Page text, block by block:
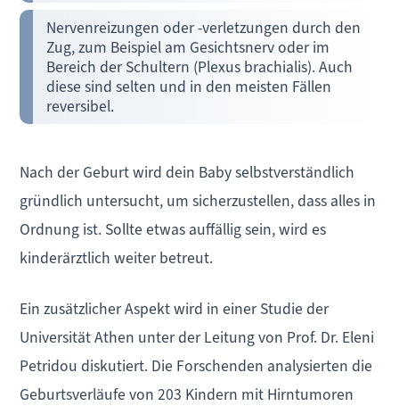
Nervenreizungen oder -verletzungen durch den
Zug, zum Beispiel am Gesichtsnerv oder im
Bereich der Schultern (Plexus brachialis). Auch
diese sind selten und in den meisten Fällen
reversibel.
Nach der Geburt wird dein Baby selbstverständlich
gründlich untersucht, um sicherzustellen, dass alles in
Ordnung ist. Sollte etwas auffällig sein, wird es
kinderärztlich weiter betreut.
Ein zusätzlicher Aspekt wird in einer Studie der
Universität Athen unter der Leitung von Prof. Dr. Eleni
Petridou diskutiert. Die Forschenden analysierten die
Geburtsverläufe von 203 Kindern mit Hirntumoren